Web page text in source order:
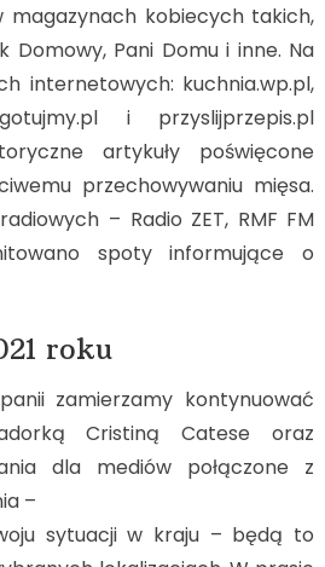
magazynach kobiecych takich,
Domowy, Pani Domu i inne. Na
internetowych: kuchnia.wp.pl,
i przyslijprzepis.pl
artykuły poświęcone
przechowywaniu mięsa.
– Radio ZET, RMF FM
spoty informujące o
roku
zamierzamy kontynuować
Cristiną Catese oraz
dla mediów połączone z
–
sytuacji w kraju – będą to